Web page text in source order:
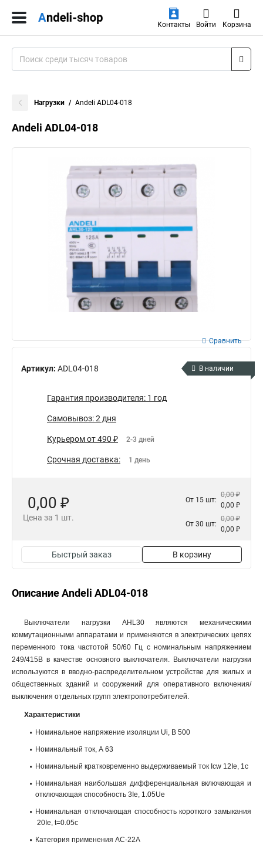
Контакты Войти Корзина
Нагрузки Andeli ADL04-018
Andeli ADL04-018
Артикул: ADL04-018
Сравнить
В наличии
Гарантия производителя: 1 год
Самовывоз: 2 дня
Курьером от 490 ₽ 2-3 дней
Срочная доставка: 1 день
0,00 ₽
Цена за 1 шт.
От 15 шт:
0,00 ₽
0,00 ₽
От 30 шт:
0,00 ₽
0,00 ₽
Быстрый заказ В корзину
Описание Andeli ADL04-018
Выключатели нагрузки AHL30 являются механическими
коммутационными аппаратами и применяются в электрических цепях
переменного тока частотой 50/60 Гц с номинальным напряжением
249/415В в качестве основного выключателя. Выключатели нагрузки
используются в вводно-распределительном устройстве для жилых и
общественных зданий и сооружений для оперативного включения/
выключения отдельных групп электропотребителей.
Характеристики
Номинальное напряжение изоляции Ui, B 500
Номинальный ток, А 63
Номинальный кратковременно выдерживаемый ток Icw 12Ie, 1c
Номинальная наибольшая дифференциальная включающая и
отключающая способность 3Ie, 1.05Ue
Номинальная отключающая способность короткого замыкания
20Ie, t=0.05c
Категория применения AC-22A